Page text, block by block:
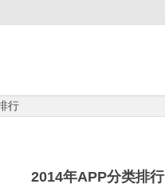
行
2014年APP分类排行